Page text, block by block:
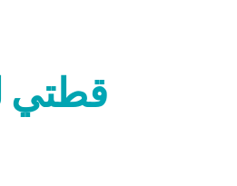
قطتي